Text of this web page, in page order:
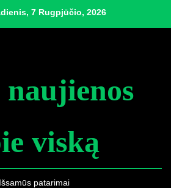
7 Rugpjūčio, 2026
viską
Išsamūs patarimai